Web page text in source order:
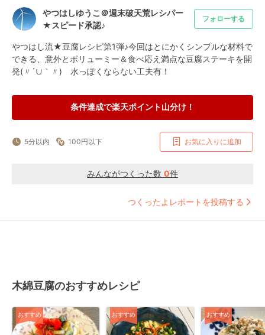
やつはしゆうこ＠週末破天荒レシパー
★スピード承認♪
フォローする
やつはし流★豆腐レシピ第1弾♪今回はとにかくシンプルな材料で
できる、意外とボリューミー＆食べ応え満点な豆腐ステーキを開
発(〃´∪｀〃)ゞ水っぽくならない工夫有！
条件達成で楽天ポイント山分け！
5分以内 100円以下 お気に入りに追加
みんながつくった数 0件
つくったよレポートを投稿する
木綿豆腐のおすすめレシピ
おすすめ おすすめ おすすめ